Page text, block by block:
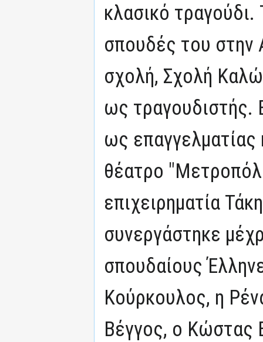
κλασικό τραγούδι.
σπουδές του στην
σχολή, Σχολή
ως τραγουδιστής.
ως
θέατρο
επιχειρηματία
συνεργάστηκε
σπουδαίους
Κούρκουλος, η
Βέγγος, ο Κώστας